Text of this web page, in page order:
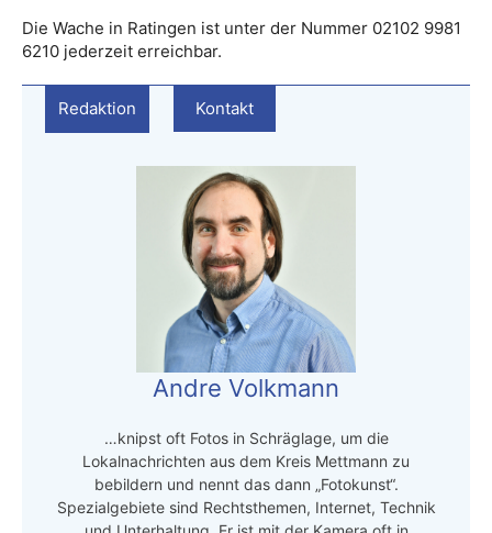
Die Wache in Ratingen ist unter der Nummer 02102 9981
6210 jederzeit erreichbar.
Redaktion Kontakt
Andre Volkmann
…knipst oft Fotos in Schräglage, um die
Lokalnachrichten aus dem Kreis Mettmann zu
bebildern und nennt das dann „Fotokunst“.
Spezialgebiete sind Rechtsthemen, Internet, Technik